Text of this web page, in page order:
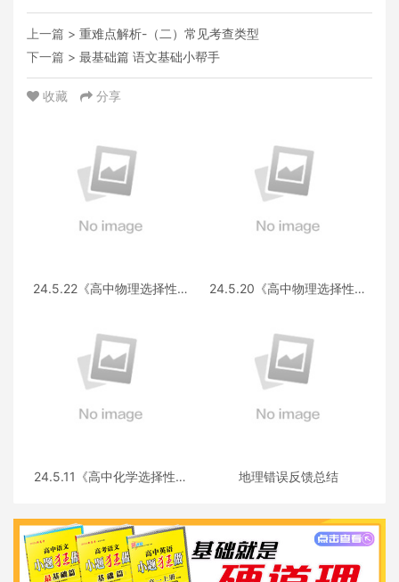
上一篇 > 重难点解析-（二）常见考查类型
下一篇 > 最基础篇 语文基础小帮手
收藏 分享
24.5.22《高中物理选择性必
24.5.20《高中物理选择性必
24.5.11《高中化学选择性必
地理错误反馈总结